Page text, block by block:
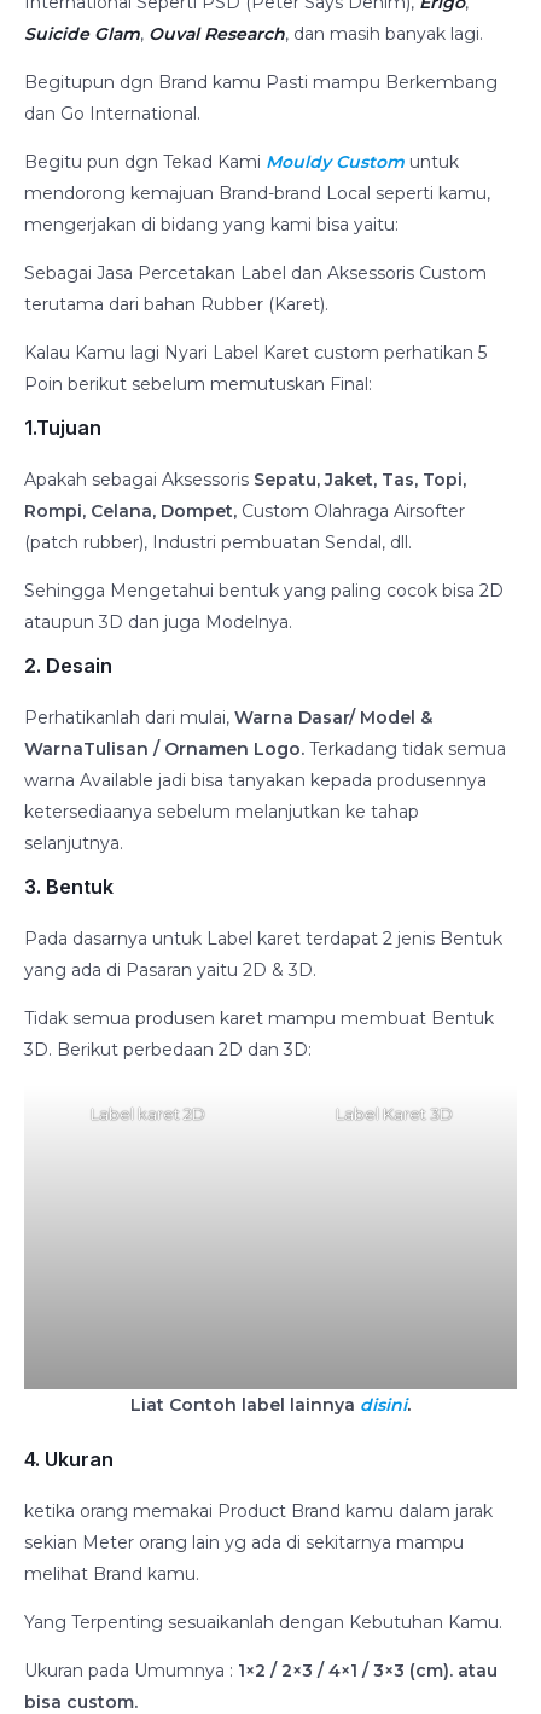
Suicide Glam, Ouval Research, dan masih banyak lagi.
Begitupun dgn Brand kamu Pasti mampu Berkembang
dan Go International.
Begitu pun dgn Tekad Kami Mouldy Custom untuk
mendorong kemajuan Brand-brand Local seperti kamu,
mengerjakan di bidang yang kami bisa yaitu:
Sebagai Jasa Percetakan Label dan Aksessoris Custom
terutama dari bahan Rubber (Karet).
Kalau Kamu lagi Nyari Label Karet custom perhatikan 5
Poin berikut sebelum memutuskan Final:
1.Tujuan
Apakah sebagai Aksessoris Sepatu, Jaket, Tas, Topi,
Rompi, Celana, Dompet, Custom Olahraga Airsofter
(patch rubber), Industri pembuatan Sendal, dll.
Sehingga Mengetahui bentuk yang paling cocok bisa 2D
ataupun 3D dan juga Modelnya.
2. Desain
Perhatikanlah dari mulai, Warna Dasar/ Model &
WarnaTulisan / Ornamen Logo. Terkadang tidak semua
warna Available jadi bisa tanyakan kepada produsennya
ketersediaanya sebelum melanjutkan ke tahap
selanjutnya.
3. Bentuk
Pada dasarnya untuk Label karet terdapat 2 jenis Bentuk
yang ada di Pasaran yaitu 2D & 3D.
Tidak semua produsen karet mampu membuat Bentuk
3D. Berikut perbedaan 2D dan 3D:
Label karet 2D Label Karet 3D
Liat Contoh label lainnya disini.
4. Ukuran
ketika orang memakai Product Brand kamu dalam jarak
sekian Meter orang lain yg ada di sekitarnya mampu
melihat Brand kamu.
Yang Terpenting sesuaikanlah dengan Kebutuhan Kamu.
Ukuran pada Umumnya : 1×2 / 2×3 / 4×1 / 3×3 (cm). atau
bisa custom.